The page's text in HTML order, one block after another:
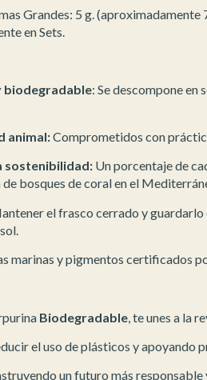
Grandes: 5 g. (aproximadamente
en Sets.
biodegradable: Se descompone en
animal:Comprometidos con
sostenibilidad: Un porcentaje de
bosques de coral en el
el frasco cerrado y guardarlo
marinas y pigmentos certificados
Biodegradable , te unes a la
el uso de plásticos y apoyando
un futuro más